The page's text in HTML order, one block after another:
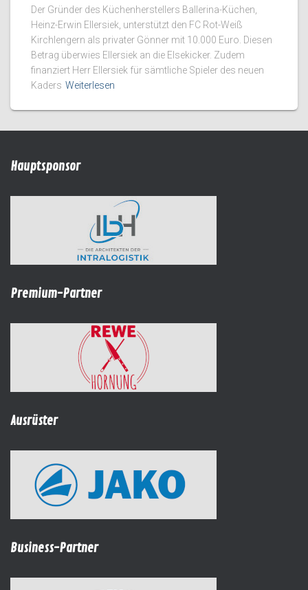
Der Gründer des Küchenherstellers Ballerina-Küchen,
Heinz-Erwin Ellersiek, unterstützt den FC Rot-Weiß
Kirchlengern als privater Gönner mit 10.000 Euro. Diesen
Betrag überwies Ellersiek an die Elsekicker. Zudem
finanziert Herr Ellersiek für sämtliche Spieler des neuen
Kaders Weiterlesen
Hauptsponsor
Premium-Partner
Ausrüster
Business-Partner